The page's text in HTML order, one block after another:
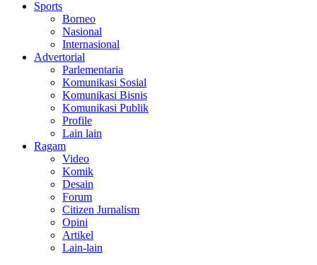
Sports
Borneo
Nasional
Internasional
Advertorial
Parlementaria
Komunikasi Sosial
Komunikasi Bisnis
Komunikasi Publik
Profile
Lain lain
Ragam
Video
Komik
Desain
Forum
Citizen Jurnalism
Opini
Artikel
Lain-lain